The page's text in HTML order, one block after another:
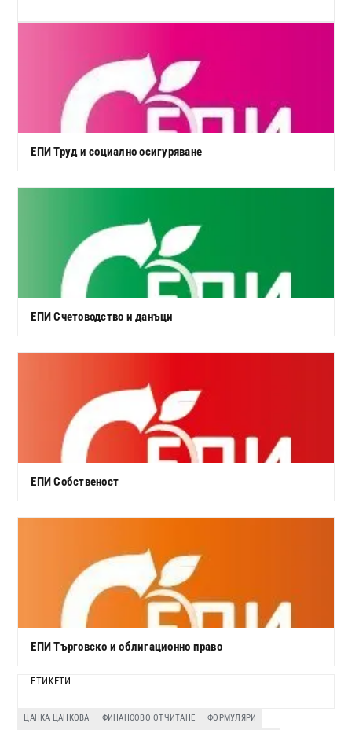
ЕПИ Труд и социално осигуряване
ЕПИ Счетоводство и данъци
ЕПИ Собственост
ЕПИ Търговско и облигационно право
ЕТИКЕТИ
ЦАНКА ЦАНКОВА ФИНАНСОВО ОТЧИТАНЕ
ФОРМУЛЯРИ